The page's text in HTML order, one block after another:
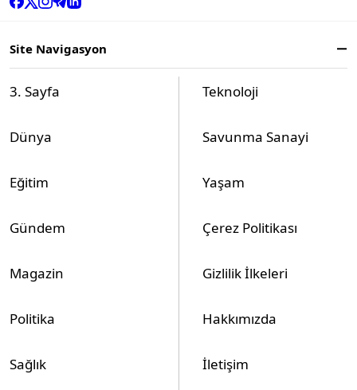
Site Navigasyon
3. Sayfa
Dünya
Eğitim
Gündem
Magazin
Politika
Sağlık
Teknoloji
Savunma Sanayi
Yaşam
Çerez Politikası
Gizlilik İlkeleri
Hakkımızda
İletişim